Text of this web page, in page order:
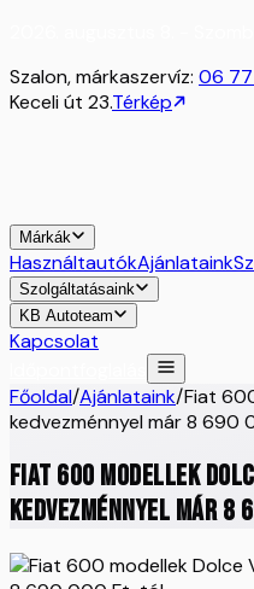
Szalon, márkaszervíz: 06
Keceli út 23.Térkép
Márkák
HasználtautókAjánlataink
Szolgáltatásaink
KB Autoteam
Kapcsolat
Főoldal/Ajánlataink/Fiat
kedvezménnyel már 8
Fiat 600 modellek
kedvezménnyel már 8